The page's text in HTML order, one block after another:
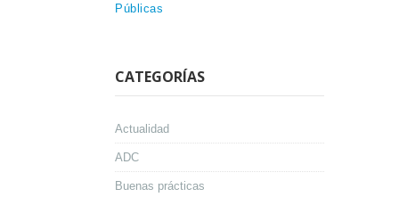
Públicas
CATEGORÍAS
Actualidad
ADC
Buenas prácticas